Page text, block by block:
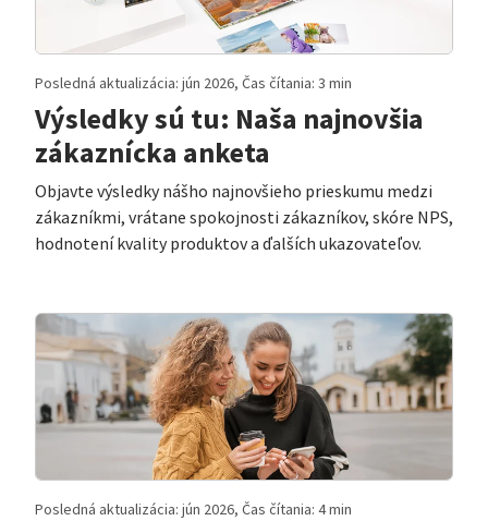
Posledná aktualizácia: jún 2026, Čas čítania: 3 min
Výsledky sú tu: Naša najnovšia
zákaznícka anketa
Objavte výsledky nášho najnovšieho prieskumu medzi
zákazníkmi, vrátane spokojnosti zákazníkov, skóre NPS,
hodnotení kvality produktov a ďalších ukazovateľov.
Posledná aktualizácia: jún 2026, Čas čítania: 4 min